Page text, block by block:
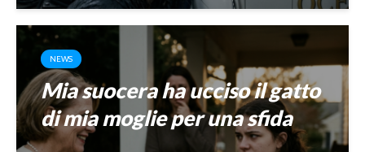
NEWS
Mia suocera ha ucciso il gatto
di mia moglie per una sfida